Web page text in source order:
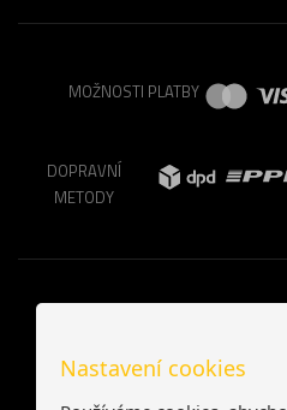
MOŽNOSTI PLATBY
DOPRAVNÍ
METODY
Nastavení cookies